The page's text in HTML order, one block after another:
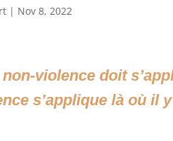
| Nov 8, 2022
non-violence doit
s’applique là où il